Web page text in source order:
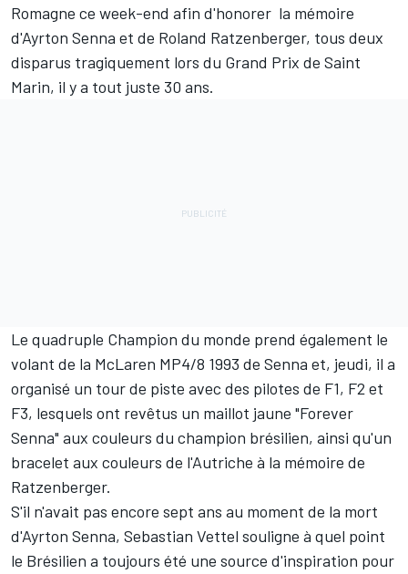
Romagne ce week-end afin d'honorer la mémoire
d'Ayrton Senna et de Roland Ratzenberger, tous deux
disparus tragiquement lors du Grand Prix de Saint
Marin, il y a tout juste 30 ans.
Le quadruple Champion du monde prend également le
volant de la McLaren MP4/8 1993 de Senna et, jeudi, il a
organisé un tour de piste avec des pilotes de F1, F2 et
F3, lesquels ont revêtus un maillot jaune "Forever
Senna" aux couleurs du champion brésilien, ainsi qu'un
bracelet aux couleurs de l'Autriche à la mémoire de
Ratzenberger.
S'il n'avait pas encore sept ans au moment de la mort
d'Ayrton Senna, Sebastian Vettel souligne à quel point
le Brésilien a toujours été une source d'inspiration pour